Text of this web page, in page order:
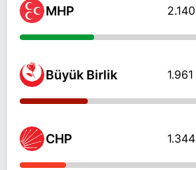
MHP 2.140
Büyük Birlik 1.961
CHP 1.344